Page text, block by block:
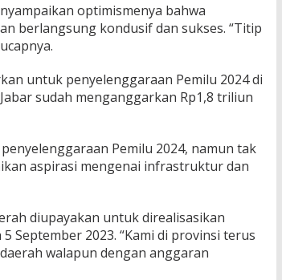
optimismenya bahwa
berlangsung kondusif dan sukses. “Titip
untuk penyelenggaraan Pemilu 2024 di
sudah menganggarkan Rp1,8 triliun
Pemilu 2024, namun tak
aspirasi mengenai infrastruktur dan
diupayakan untuk direalisasikan
September 2023. “Kami di provinsi terus
walapun dengan anggaran